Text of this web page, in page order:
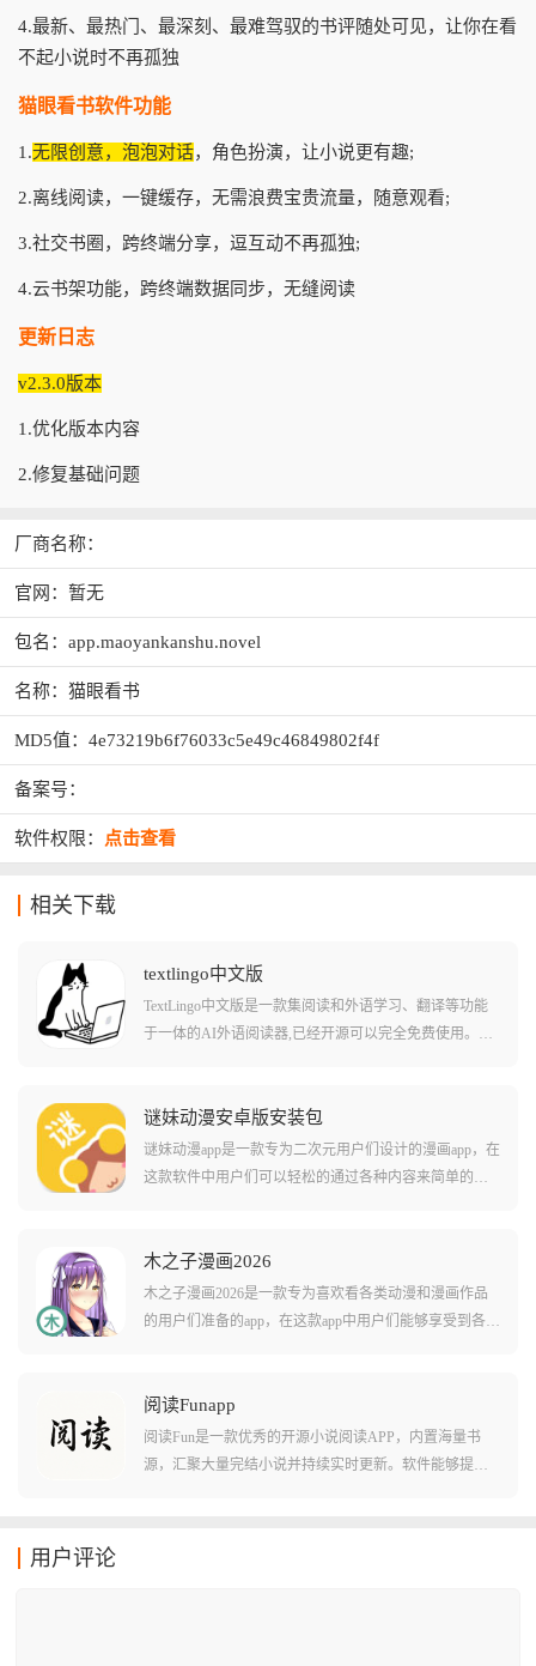
4.最新、最热门、最深刻、最难驾驭的书评随处可见，让你在看
不起小说时不再孤独
猫眼看书软件功能
1.无限创意，泡泡对话，角色扮演，让小说更有趣;
2.离线阅读，一键缓存，无需浪费宝贵流量，随意观看;
3.社交书圈，跨终端分享，逗互动不再孤独;
4.云书架功能，跨终端数据同步，无缝阅读
更新日志
v2.3.0版本
1.优化版本内容
2.修复基础问题
厂商名称：
官网：暂无
包名：app.maoyankanshu.novel
名称：猫眼看书
MD5值：4e73219b6f76033c5e49c46849802f4f
备案号：
软件权限： 点击查看
相关下载
textlingo中文版
TextLingo中文版是一款集阅读和外语学习、翻译等功能
于一体的AI外语阅读器,已经开源可以完全免费使用。软
看小说边学外语的沉浸式阅读体验。TextLingo具有离线
学习、智能推送提醒、语言识别与发音、无缝同步等功
能,支持URL、Word、Markdown、PDF、SRT等不同格式,
谜妹动漫安卓版安装包
谜妹动漫app是一款专为二次元用户们设计的漫画app，在
这款软件中用户们可以轻松的通过各种内容来简单的自
功能，包括调节字体的大小颜色等等！在这款软件中还
有多种便捷的自动化能力，包括自动跳过片头片尾，自
动播放下一集等等，让您看剧不用伸手！
木之子漫画2026
木之子漫画2026是一款专为喜欢看各类动漫和漫画作品
的用户们准备的app，在这款app中用户们能够享受到各种
品都经过了汉化和中文字幕处理，让用户们看起来没有
任何难度。软件还会定期放出一些优质的动漫作品合
集，让用户们不至于无番可看！
阅读Funapp
阅读Fun是一款优秀的开源小说阅读APP，内置海量书
源，汇聚大量完结小说并持续实时更新。软件能够提供
用户评论